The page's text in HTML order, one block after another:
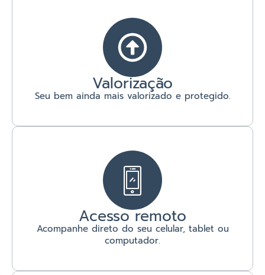
Valorização
Seu bem ainda mais valorizado e protegido.
Acesso remoto
Acompanhe direto do seu celular, tablet ou
computador.